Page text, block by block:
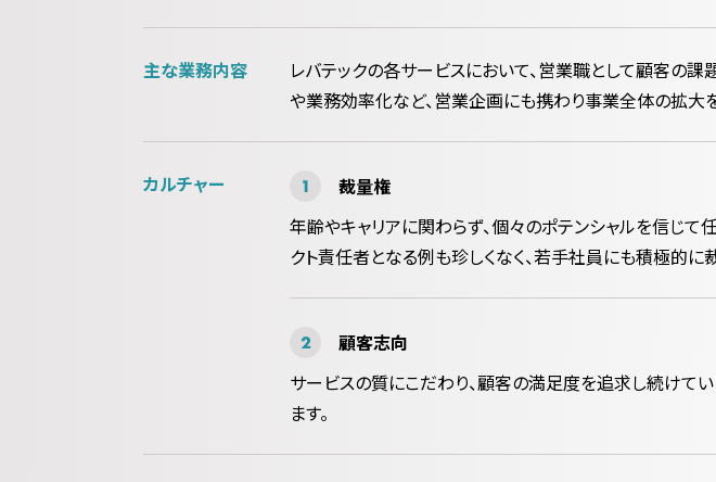
主な業務内容
レバテックの各サービスにおいて、営業職として顧客の
や業務効率化など、営業企画にも携わり事業全体の拡大
カルチャー
裁量権
年齢やキャリアに関わらず、個々のポテンシャルを信じ
クト責任者となる例も珍しくなく、若手社員にも積極的に
顧客志向
サービスの質にこだわり、顧客の満足度を追求し続けて
ます。